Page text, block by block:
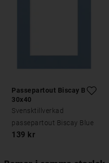
Passepartout Biscay Blue
30x40
Svensktillverkad
passepartout Biscay Blue
139 kr